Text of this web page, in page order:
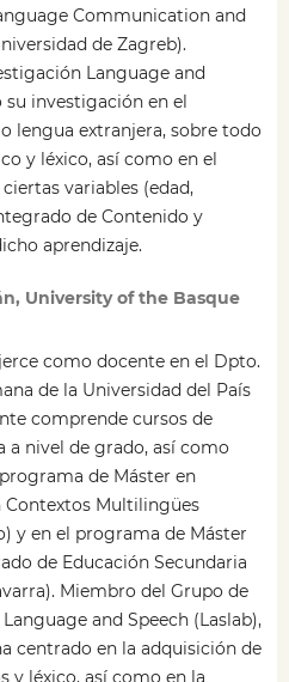
Communication and
de Zagreb).
Language and
su investigación en el
lengua extranjera, sobre todo
y léxico, así como en el
variables (edad,
de Contenido y
aprendizaje.
University of the Basque
como docente en el Dpto.
de la Universidad del País
comprende cursos de
nivel de grado, así como
de Máster en
Contextos Multilingües
y en el programa de Máster
de Educación Secundaria
Miembro del Grupo de
and Speech (Laslab),
centrado en la adquisición de
y léxico, así como en la